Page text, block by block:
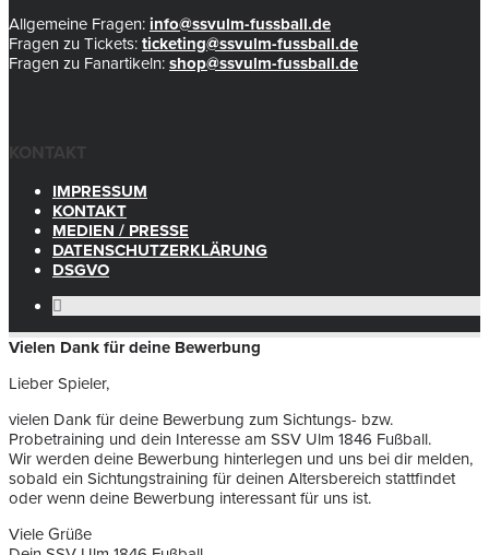
Allgemeine Fragen: info@ssvulm-fussball.de
Fragen zu Tickets: ticketing@ssvulm-fussball.de
Fragen zu Fanartikeln: shop@ssvulm-fussball.de
KONTAKT
IMPRESSUM
KONTAKT
MEDIEN / PRESSE
DATENSCHUTZERKLÄRUNG
DSGVO
Vielen Dank für deine Bewerbung
Lieber Spieler,
vielen Dank für deine Bewerbung zum Sichtungs- bzw.
Probetraining und dein Interesse am SSV Ulm 1846 Fußball.
Wir werden deine Bewerbung hinterlegen und uns bei dir melden,
sobald ein Sichtungstraining für deinen Altersbereich stattfindet
oder wenn deine Bewerbung interessant für uns ist.
Viele Grüße